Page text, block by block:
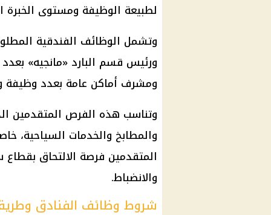
لطبيعة الوظيفة ومستوى الخبرة
وتشمل الوظائف الفندقية
ومشرف أماكن عامة بعدد
وتناسب هذه الفرص المتقدمين
والمطابخ والخدمات السياحية،
المتقدمين فرصة الالتحاق
والانضباط.
شروط وظائف الفنادق